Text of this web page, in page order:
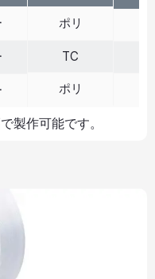
ポリ
TC
ポリ
製作可能です。